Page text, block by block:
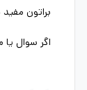
براتون
اگر سوال